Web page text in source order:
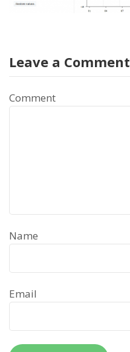
Leave a Comment
Comment
Name
Email